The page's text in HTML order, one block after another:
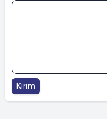
Kirim